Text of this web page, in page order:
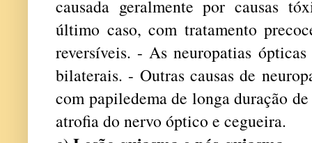
causada geralmente por causas
último caso, com tratamento
reversíveis. - As neuropatias
bilaterais. - Outras causas de
com papiledema de longa duração
atrofia do nervo óptico e cegueira.